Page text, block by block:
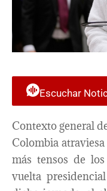
Escuchar
Contexto general
Colombia
más tensos de
vuelta